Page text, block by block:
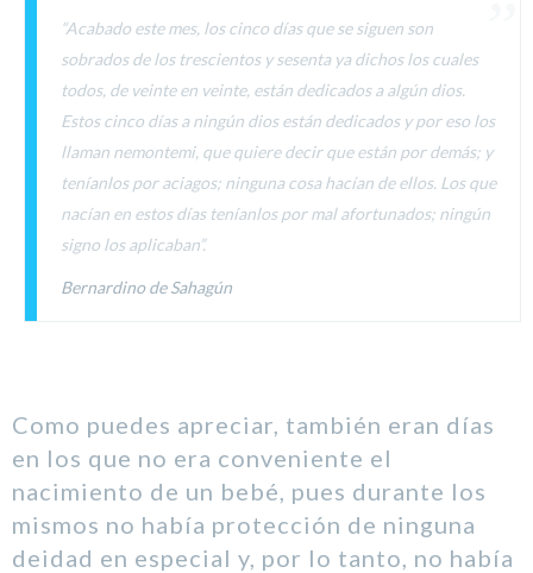
“Acabado este mes, los cinco días que se siguen son
sobrados de los trescientos y sesenta ya dichos los cuales
todos, de veinte en veinte, están dedicados a algún dios.
Estos cinco días a ningún dios están dedicados y por eso los
llaman nemontemi, que quiere decir que están por demás; y
teníanlos por aciagos; ninguna cosa hacían de ellos. Los que
nacían en estos días teníanlos por mal afortunados; ningún
signo los aplicaban”.
Bernardino de Sahagún
Como puedes apreciar, también eran días
en los que no era conveniente el
nacimiento de un bebé, pues durante los
mismos no había protección de ninguna
deidad en especial y, por lo tanto, no había